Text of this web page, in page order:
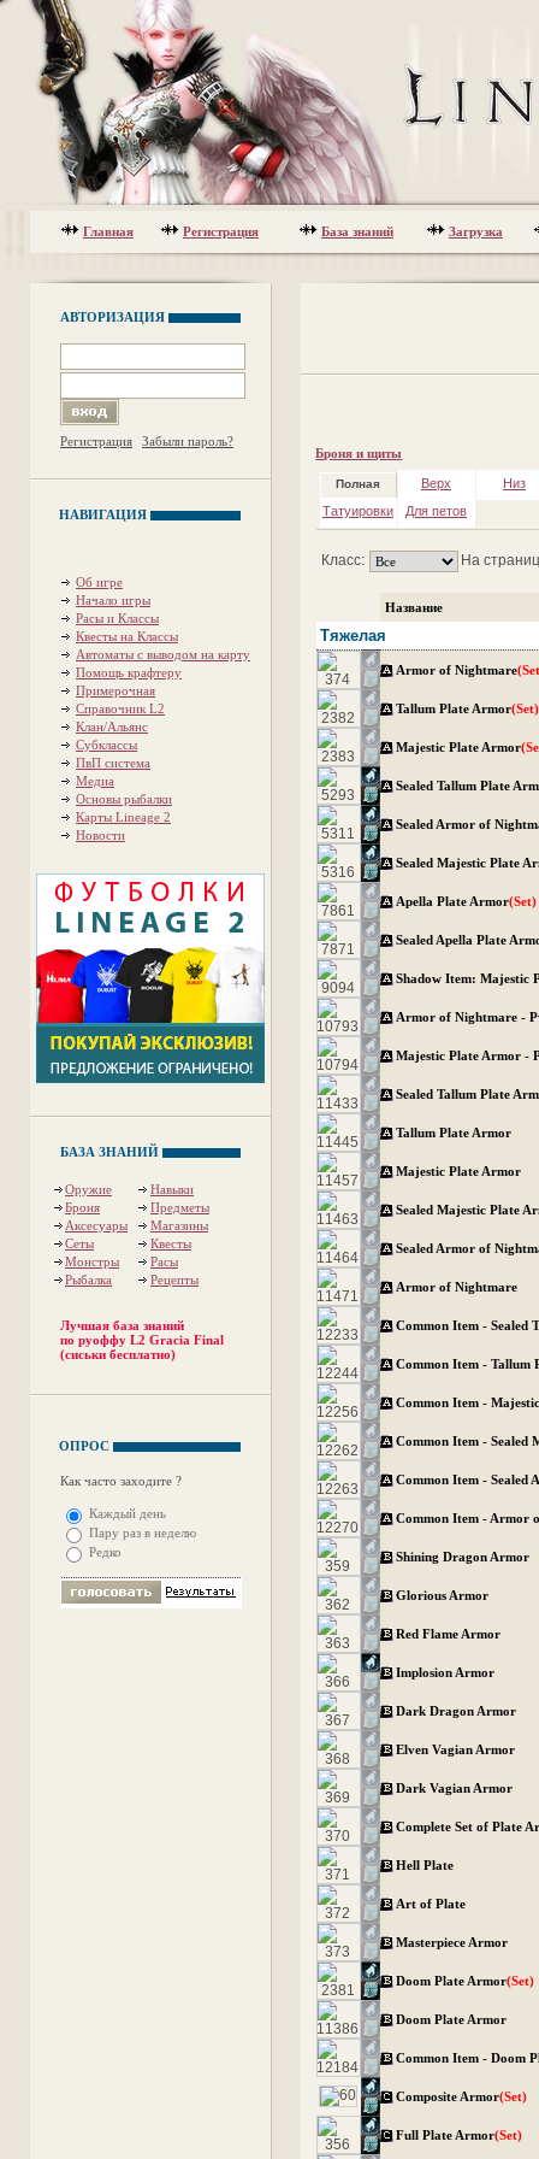
Главная Регистрация База знаний Загрузка
АВТОРИЗАЦИЯ
Регистрация Забыли пароль?
НАВИГАЦИЯ
Об игре
Начало игры
Расы и Классы
Квесты на Классы
Автоматы с выводом на карту
Помощь крафтеру
Примерочная
Справочник L2
Клан/Альянс
Субклассы
ПвП система
Медиа
Основы рыбалки
Карты Lineage 2
Новости
БАЗА ЗНАНИЙ
Оружие
Навыки
Броня
Предметы
Аксесуары
Магазины
Сеты
Квесты
Монстры
Расы
Рыбалка
Рецепты
Лучшая база знаний
по руоффу L2 Gracia Final
(сиськи бесплатно)
ОПРОС
Как часто заходите ?
Каждый день
Пару раз в неделю
Редко
Броня и щиты
Полная Верх
Низ
Татуировки
Для петов
Класс: На
Название
Тяжелая
Armor of Nightmare
Tallum Plate Armor(Set)
Majestic Plate Armor
Sealed Tallum Plate
Sealed Armor of
Sealed Majestic Plate
Apella Plate Armor(Set)
Sealed Apella Plate
Shadow Item: Majestic
Armor of Nightmare -
Majestic Plate Armor -
Sealed Tallum Plate
Tallum Plate Armor
Majestic Plate Armor
Sealed Majestic Plate
Sealed Armor of
Armor of Nightmare
Common Item - Sealed
Common Item - Tallum
Common Item -
Common Item - Sealed
Common Item - Sealed
Common Item - Armor
Shining Dragon Armor
Glorious Armor
Red Flame Armor
Implosion Armor
Dark Dragon Armor
Elven Vagian Armor
Dark Vagian Armor
Complete Set of Plate
Hell Plate
Art of Plate
Masterpiece Armor
Doom Plate Armor(Set)
Doom Plate Armor
Common Item - Doom
Composite Armor(Set)
Full Plate Armor(Set)